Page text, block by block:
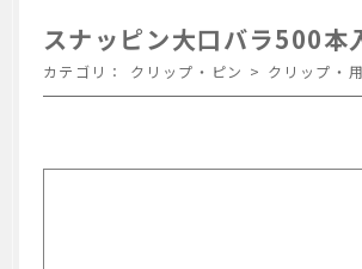
スナッピン大口バラ500本
カテゴリ： クリップ・ピン > クリップ・